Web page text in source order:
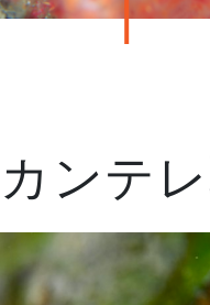
カンテ